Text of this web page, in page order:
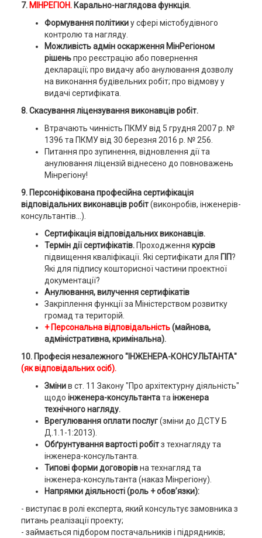
7. МІНРЕГІОН.Карально-наглядова функція.
Формування політикиу сфері містобудівного
контролю та нагляду.
Можливість адмін оскарження МінРегіоном
рішеньпро реєстрацію або повернення
декларації; про видачу або анулювання дозволу
на виконання будівельних робіт; про відмову у
видачі сертифіката.
8. Скасування ліцензування виконавців робіт.
Втрачають чинність ПКМУ від 5 грудня 2007 р. №
1396 та ПКМУ від 30 березня 2016 р. № 256.
Питання про зупинення, відновлення дії та
анулювання ліцензій віднесено до повноважень
Мінрегіону!
9. Персоніфікована професійна сертифікація
відповідальних виконавців робіт(виконробів, інженерів-
консультантів...).
Сертифікація відповідальних виконавців.
Термін дії сертифікатів.Проходження курсів
підвищення кваліфікації. Які сертифікати для ГІП?
Які для підпису кошторисної частини проектної
документації?
Анулювання, вилучення сертифікатів
Закріплення функції за Міністерством розвитку
громад та територій.
+ Персональна відповідальність(майнова,
адміністративна, кримінальна).
10. Професія незалежного "ІНЖЕНЕРА-КОНСУЛЬТАНТА"
(як відповідальних осіб).
Змінив ст. 11 Закону "Про архітектурну діяльність"
щодо інженера-консультантатаінженера
технічного нагляду.
Врегулювання оплати послуг(зміни до ДСТУ Б
Д.1.1-1:2013).
Обґрунтування вартості робітз технагляду та
інженера-консультанта.
Типові форми договорівна технагляд та
інженера-консультанта (наказ Мінрегіону).
Напрямки діяльності (роль + обов’язки):
- виступає в ролі експерта, який консультує замовника з
питань реалізації проекту;
- займається підбором постачальників і підрядників;